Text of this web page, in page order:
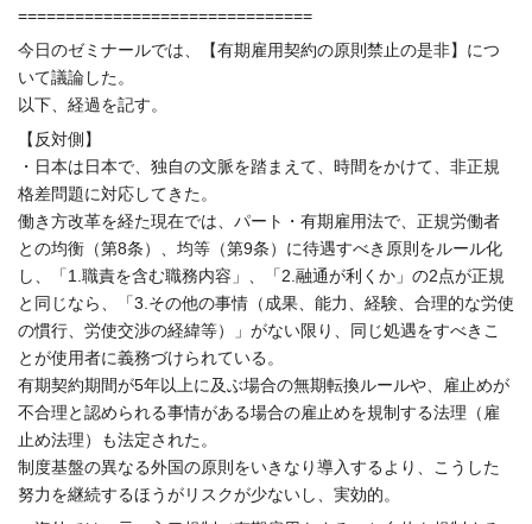
===============================
今日のゼミナールでは、【有期雇用契約の原則禁止の是非】 につ
いて議論した。
以下、経過を記す。
【反対側】
・日本は日本で、独自の文脈を踏まえて、時間をかけて、 非正規
格差問題に対応してきた。
働き方改革を経た現在では、パート・有期雇用法で、 正規労働者
との均衡（第8条）、均等（第9条） に待遇すべき原則をルール化
し、「1.職責を含む職務内容」、「2.融通が利くか」の2点が正規
と同じなら、「3. その他の事情（成果、能力、経験、合理的な労使
の慣行、 労使交渉の経緯等）」がない限り、 同じ処遇をすべきこ
とが使用者に義務づけられている。
有期契約期間が5年以上に及ぶ場合の無期転換ルールや、
雇止めが
不合理と認められる事情がある場合の雇止めを規制する法理（雇
止め法理）も法定された。
制度基盤の異なる外国の原則をいきなり導入するより、
こうした
努力を継続するほうがリスクが少ないし、実効的。